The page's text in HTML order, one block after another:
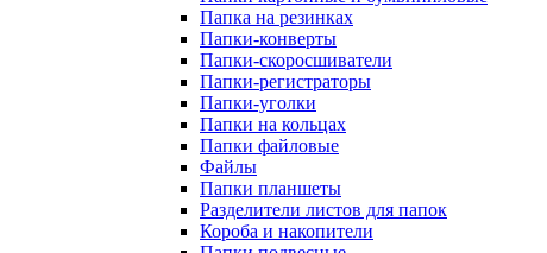
Папка на резинках
Папки-конверты
Папки-скоросшиватели
Папки-регистраторы
Папки-уголки
Папки на кольцах
Папки файловые
Файлы
Папки планшеты
Разделители листов для папок
Короба и накопители